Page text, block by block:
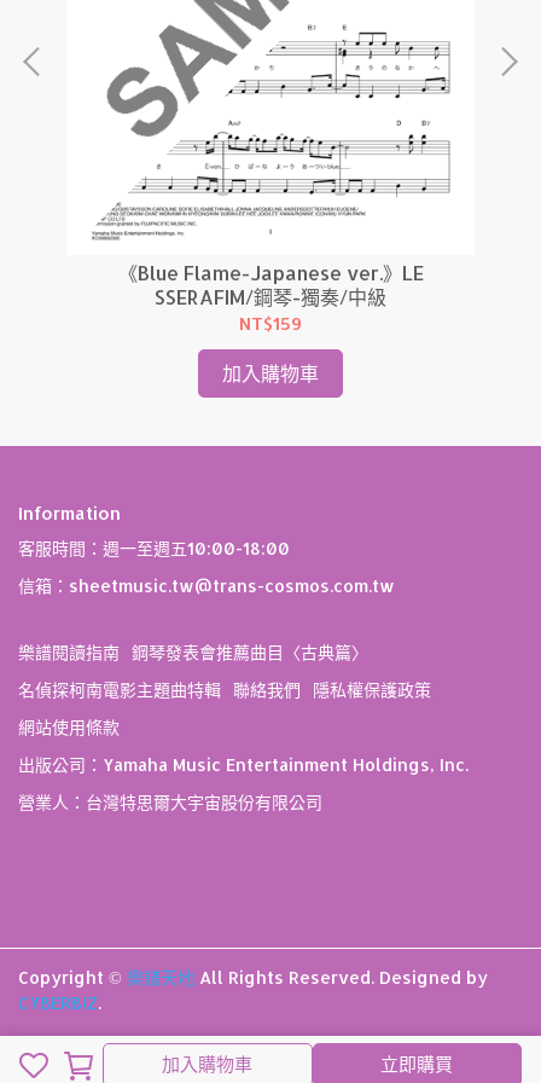
完成
加入購物車 立即購買
《Blue Flame-Japanese ver.》LE
SSERAFIM/鋼琴-獨奏/中級
NT$159
加入購物車
Information
客服時間：週一至週五10:00-18:00
信箱：sheetmusic.tw@trans-cosmos.com.tw
樂譜閱讀指南 鋼琴發表會推薦曲目〈古典篇〉
名偵探柯南電影主題曲特輯 聯絡我們
隱私權保護政策
網站使用條款
出版公司：Yamaha Music Entertainment Holdings, Inc.
營業人：台灣特思爾大宇宙股份有限公司
Copyright © 樂譜天地 All Rights Reserved. Designed by
CYBERBIZ.